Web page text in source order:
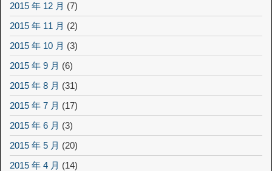
2015 年 12 月 (7)
2015 年 11 月 (2)
2015 年 10 月 (3)
2015 年 9 月 (6)
2015 年 8 月 (31)
2015 年 7 月 (17)
2015 年 6 月 (3)
2015 年 5 月 (20)
2015 年 4 月 (14)